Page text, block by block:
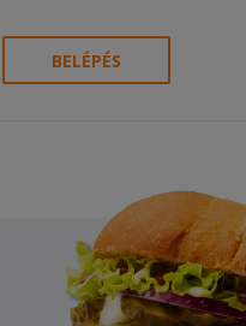
BELÉPÉS